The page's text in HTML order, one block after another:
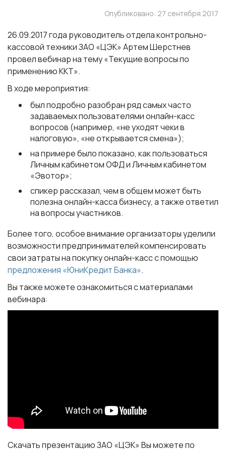
Опубликовано: 27 сентября 2017
26.09.2017 года руководитель отдела контрольно-
кассовой техники ЗАО «ЦЭК» Артем Шерстнев
провел вебинар на тему «Текущие вопросы по
применению ККТ».
В ходе мероприятия:
был подробно разобран ряд самых часто
задаваемых пользователями онлайн-касс
вопросов (например, «не уходят чеки в
налоговую», «не открывается смена»);
на примере было показано, как пользоваться
Личным кабинетом ОФД и Личным кабинетом
«Эвотор»;
спикер рассказал, чем в общем может быть
полезна онлайн-касса бизнесу, а также ответил
на вопросы участников.
Более того, особое внимание организаторы уделили
возможности предпринимателей компенсировать
свои затраты на покупку онлайн-касс с помощью
предложения «ЮниКредит Банка».
Вы также можете ознакомиться с материалами
вебинара:
Скачать презентацию ЗАО «ЦЭК» Вы можете по